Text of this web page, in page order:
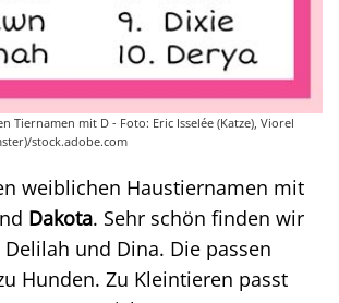
Tiernamen mit D - Foto: Eric Isselée (Katze), Viorel
stock.adobe.com
weiblichen Haustiernamen mit
Dakota. Sehr schön finden wir
Delilah und Dina. Die passen
Hunden. Zu Kleintieren passt